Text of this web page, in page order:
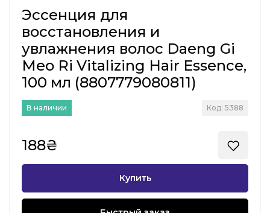
Эссенция для
восстановления и
увлажнения волос Daeng Gi
Meo Ri Vitalizing Hair Essence,
100 мл (8807779080811)
В наличии Код: 5388
188₴
Купить